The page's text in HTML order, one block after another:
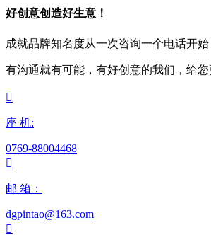
好创意创造好生意！
成就品牌知名度从一次咨询一个电话开始
有沟通就有可能，有好创意的我们，给您

座 机:
0769-88004468

邮 箱：
dgpintao@163.com
